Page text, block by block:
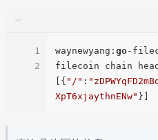
1
2
waynewyang: go-
filecoin chain head
[{ "/" :
XpT6xjaythnENw"